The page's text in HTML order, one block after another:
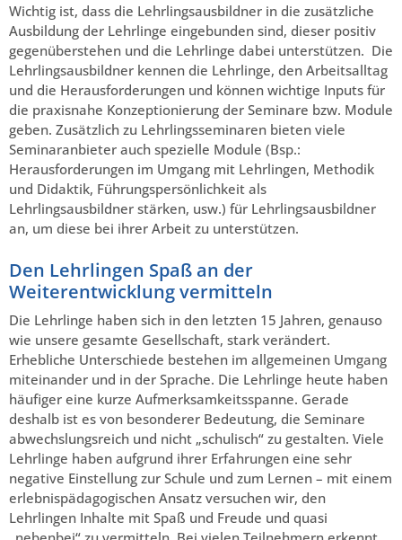
Wichtig ist, dass die Lehrlingsausbildner in die zusätzliche
Ausbildung der Lehrlinge eingebunden sind, dieser positiv
gegenüberstehen und die Lehrlinge dabei unterstützen. Die
Lehrlingsausbildner kennen die Lehrlinge, den Arbeitsalltag
und die Herausforderungen und können wichtige Inputs für
die praxisnahe Konzeptionierung der Seminare bzw. Module
geben. Zusätzlich zu Lehrlingsseminaren bieten viele
Seminaranbieter auch spezielle Module (Bsp.:
Herausforderungen im Umgang mit Lehrlingen, Methodik
und Didaktik, Führungspersönlichkeit als
Lehrlingsausbildner stärken, usw.) für Lehrlingsausbildner
an, um diese bei ihrer Arbeit zu unterstützen.
Den Lehrlingen Spaß an der
Weiterentwicklung vermitteln
Die Lehrlinge haben sich in den letzten 15 Jahren, genauso
wie unsere gesamte Gesellschaft, stark verändert.
Erhebliche Unterschiede bestehen im allgemeinen Umgang
miteinander und in der Sprache. Die Lehrlinge heute haben
häufiger eine kurze Aufmerksamkeitsspanne. Gerade
deshalb ist es von besonderer Bedeutung, die Seminare
abwechslungsreich und nicht „schulisch“ zu gestalten. Viele
Lehrlinge haben aufgrund ihrer Erfahrungen eine sehr
negative Einstellung zur Schule und zum Lernen – mit einem
erlebnispädagogischen Ansatz versuchen wir, den
Lehrlingen Inhalte mit Spaß und Freude und quasi